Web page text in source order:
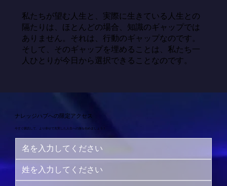
私たちが望む人生と、実際に生きている人生との
隔たりは、ほとんどの場合、知識のギャップでは
ありません。それは、行動のギャップなのです。
そして、そのギャップを埋めることは、私たち一
人ひとりが今日から選択できることなのです。
ナレッジハブへの限定アクセス
今すぐ購読して、より幸せで充実した人生への旅を始めましょう！